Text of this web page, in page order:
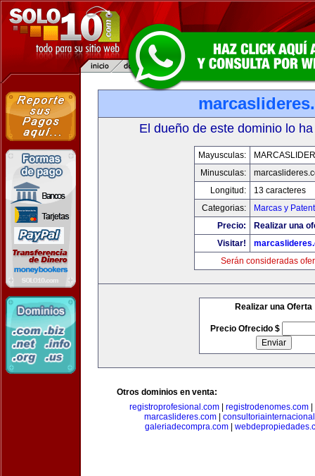
El dueño de este dominio lo
Mayusculas:
Minusculas:
Longitud:
13 caracteres
Categorias:
Marcas y
Precio:
Realizar una
Visitar!
Serán consideradas
Realizar una Oferta
Precio Ofrecido $
Otros dominios en venta:
registroprofesional.com| registrodenomes.com|
marcaslideres.com
galeriadecompra.com|